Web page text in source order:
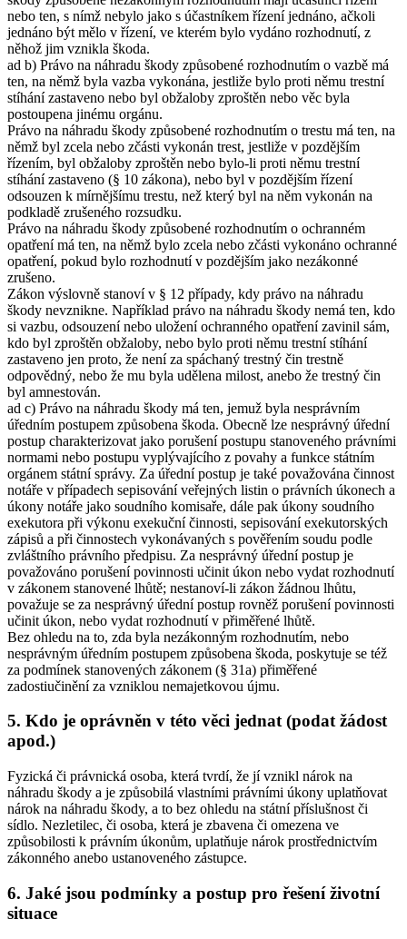
nebo ten, s nímž nebylo jako s účastníkem řízení jednáno, ačkoli
jednáno být mělo v řízení, ve kterém bylo vydáno rozhodnutí, z
něhož jim vznikla škoda.
ad b) Právo na náhradu škody způsobené rozhodnutím o vazbě má
ten, na němž byla vazba vykonána, jestliže bylo proti němu trestní
stíhání zastaveno nebo byl obžaloby zproštěn nebo věc byla
postoupena jinému orgánu.
Právo na náhradu škody způsobené rozhodnutím o trestu má ten, na
němž byl zcela nebo zčásti vykonán trest, jestliže v pozdějším
řízením, byl obžaloby zproštěn nebo bylo-li proti němu trestní
stíhání zastaveno (§ 10 zákona), nebo byl v pozdějším řízení
odsouzen k mírnějšímu trestu, než který byl na něm vykonán na
podkladě zrušeného rozsudku.
Právo na náhradu škody způsobené rozhodnutím o ochranném
opatření má ten, na němž bylo zcela nebo zčásti vykonáno ochranné
opatření, pokud bylo rozhodnutí v pozdějším jako nezákonné
zrušeno.
Zákon výslovně stanoví v § 12 případy, kdy právo na náhradu
škody nevznikne. Například právo na náhradu škody nemá ten, kdo
si vazbu, odsouzení nebo uložení ochranného opatření zavinil sám,
kdo byl zproštěn obžaloby, nebo bylo proti němu trestní stíhání
zastaveno jen proto, že není za spáchaný trestný čin trestně
odpovědný, nebo že mu byla udělena milost, anebo že trestný čin
byl amnestován.
ad c) Právo na náhradu škody má ten, jemuž byla nesprávním
úředním postupem způsobena škoda. Obecně lze nesprávný úřední
postup charakterizovat jako porušení postupu stanoveného právními
normami nebo postupu vyplývajícího z povahy a funkce státním
orgánem státní správy. Za úřední postup je také považována činnost
notáře v případech sepisování veřejných listin o právních úkonech a
úkony notáře jako soudního komisaře, dále pak úkony soudního
exekutora při výkonu exekuční činnosti, sepisování exekutorských
zápisů a při činnostech vykonávaných s pověřením soudu podle
zvláštního právního předpisu. Za nesprávný úřední postup je
považováno porušení povinnosti učinit úkon nebo vydat rozhodnutí
v zákonem stanovené lhůtě; nestanoví-li zákon žádnou lhůtu,
považuje se za nesprávný úřední postup rovněž porušení povinnosti
učinit úkon, nebo vydat rozhodnutí v přiměřené lhůtě.
Bez ohledu na to, zda byla nezákonným rozhodnutím, nebo
nesprávným úředním postupem způsobena škoda, poskytuje se též
za podmínek stanovených zákonem (§ 31a) přiměřené
zadostiučinění za vzniklou nemajetkovou újmu.
5. Kdo je oprávněn v této věci jednat (podat žádost
apod.)
Fyzická či právnická osoba, která tvrdí, že jí vznikl nárok na
náhradu škody a je způsobilá vlastními právními úkony uplatňovat
nárok na náhradu škody, a to bez ohledu na státní příslušnost či
sídlo. Nezletilec, či osoba, která je zbavena či omezena ve
způsobilosti k právním úkonům, uplatňuje nárok prostřednictvím
zákonného anebo ustanoveného zástupce.
6. Jaké jsou podmínky a postup pro řešení životní
situace